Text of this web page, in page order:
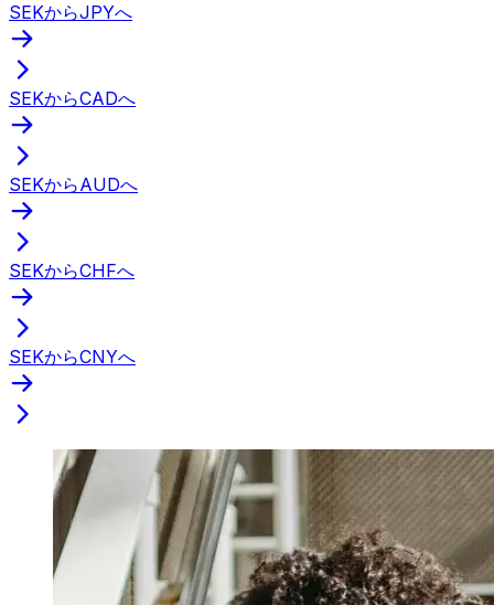
SEKからJPYへ
SEKからCADへ
SEKからAUDへ
SEKからCHFへ
SEKからCNYへ